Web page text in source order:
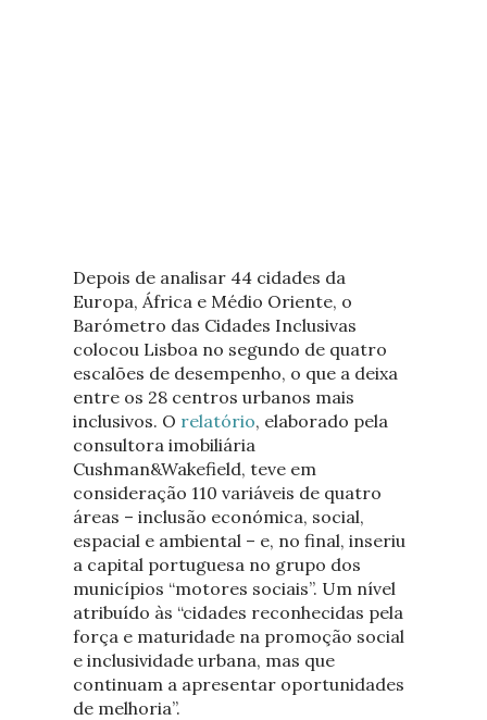
Depois de analisar 44 cidades da
Europa, África e Médio Oriente, o
Barómetro das Cidades Inclusivas
colocou Lisboa no segundo de quatro
escalões de desempenho, o que a deixa
entre os 28 centros urbanos mais
inclusivos. O relatório, elaborado pela
consultora imobiliária
Cushman&Wakefield, teve em
consideração 110 variáveis de quatro
áreas – inclusão económica, social,
espacial e ambiental – e, no final, inseriu
a capital portuguesa no grupo dos
municípios “motores sociais”. Um nível
atribuído às “cidades reconhecidas pela
força e maturidade na promoção social
e inclusividade urbana, mas que
continuam a apresentar oportunidades
de melhoria”.